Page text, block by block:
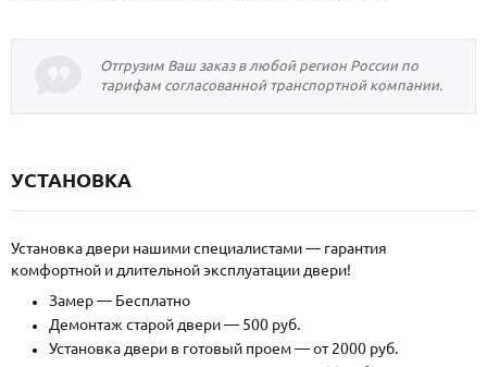
Отгрузим Ваш заказ в любой регион России по
тарифам согласованной транспортной компании.
УСТАНОВКА
Установка двери нашими специалистами — гарантия
комфортной и длительной эксплуатации двери!
Замер — Бесплатно
Демонтаж старой двери — 500 руб.
Установка двери в готовый проем — от 2000 руб.